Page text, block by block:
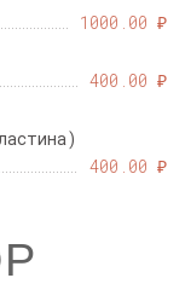
1000.00 ₽
400.00 ₽
400.00 ₽